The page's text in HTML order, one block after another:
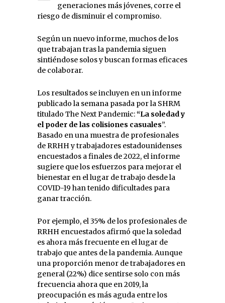
generaciones más jóvenes, corre el
riesgo de disminuir el compromiso.
Según un nuevo informe, muchos de los
que trabajan tras la pandemia siguen
sintiéndose solos y buscan formas eficaces
de colaborar.
Los resultados se incluyen en un informe
publicado la semana pasada por la SHRM
titulado The Next Pandemic:“La soledad y
el poder de las colisiones casuales”.
Basado en una muestra de profesionales
de RRHH y trabajadores estadounidenses
encuestados a finales de 2022, el informe
sugiere que los esfuerzos para mejorar el
bienestar en el lugar de trabajo desde la
COVID-19 han tenido dificultades para
ganar tracción.
Por ejemplo, el 35% de los profesionales de
RRHH encuestados afirmó que la soledad
es ahora más frecuente en el lugar de
trabajo que antes de la pandemia. Aunque
una proporción menor de trabajadores en
general (22%) dice sentirse solo con más
frecuencia ahora que en 2019, la
preocupación es más aguda entre los